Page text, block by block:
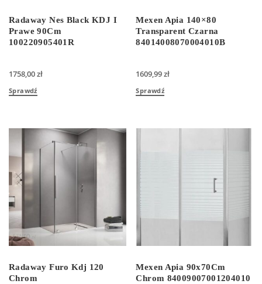
Radaway Nes Black KDJ I
Prawe 90Cm
100220905401R
1758,00zł
Sprawdź
Mexen Apia 140×80
Transparent Czarna
84014008070004010B
1609,99zł
Sprawdź
Radaway Furo Kdj 120
Chrom
Mexen Apia 90x70Cm
Chrom 84009007001204010